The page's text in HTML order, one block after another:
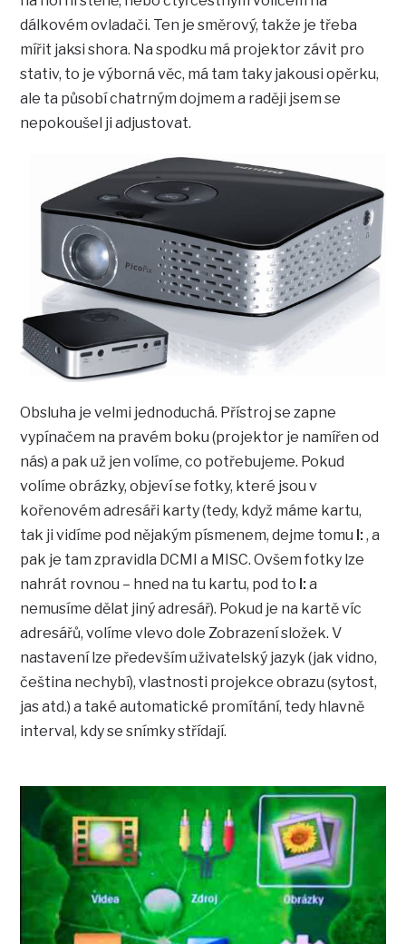
dálkovém ovladači. Ten je směrový, takže je třeba
mířit jaksi shora. Na spodku má projektor závit pro
stativ, to je výborná věc, má tam taky jakousi opěrku,
ale ta působí chatrným dojmem a raději jsem se
nepokoušel ji adjustovat.
Obsluha je velmi jednoduchá. Přístroj se zapne
vypínačem na pravém boku (projektor je namířen od
nás) a pak už jen volíme, co potřebujeme. Pokud
volíme obrázky, objeví se fotky, které jsou v
kořenovém adresáři karty (tedy, když máme kartu,
tak ji vidíme pod nějakým písmenem, dejme tomu I: , a
pak je tam zpravidla DCMI a MISC. Ovšem fotky lze
nahrát rovnou – hned na tu kartu, pod to I:a
nemusíme dělat jiný adresář). Pokud je na kartě víc
adresářů, volíme vlevo dole Zobrazení složek. V
nastavení lze především uživatelský jazyk (jak vidno,
čeština nechybí), vlastnosti projekce obrazu (sytost,
jas atd.) a také automatické promítání, tedy hlavně
interval, kdy se snímky střídají.